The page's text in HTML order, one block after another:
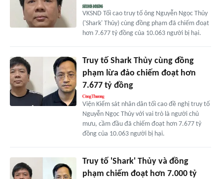
VKSND Tối cao truy tố ông Nguyễn Ngọc Thủy
('Shark' Thủy) cùng đồng phạm đã chiếm đoạt
hơn 7.677 tỷ đồng của 10.063 người bị hại.
Truy tố Shark Thủy cùng đồng
phạm lừa đảo chiếm đoạt hơn
7.677 tỷ đồng
Viện Kiểm sát nhân dân tối cao đề nghị truy tố
Nguyễn Ngọc Thủy với vai trò là người chủ
mưu, cầm đầu đã chiếm đoạt hơn 7.677 tỷ
đồng của 10.063 người bị hại.
Truy tố 'Shark' Thủy và đồng
phạm chiếm đoạt hơn 7.000 tỷ